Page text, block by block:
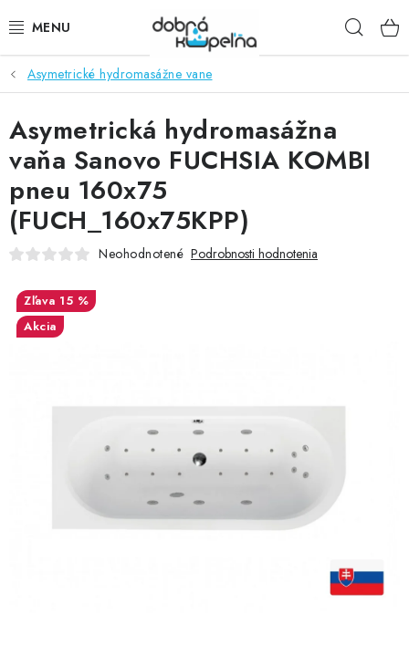
na
SPRCHOVÉ KÚTY
SPRCHOVÉ DVERE
BATÉRIE
VANE
DOPLNKY
VÝPREDAJ
PRÍSLUŠENSTVO K SPRCHOVÝM KÚTOM A
NÁHRADNÉ DIELY
Doprava a Platby
Obchodné podmienky
Predajňa Nitra
Asymetrické hydromasážne vane
Asymetrická hydromasážna
vaňa Sanovo FUCHSIA KOMBI
pneu 160x75
(FUCH_160x75KPP)
Neohodnotené Podrobnosti hodnotenia
15 %
Akcia